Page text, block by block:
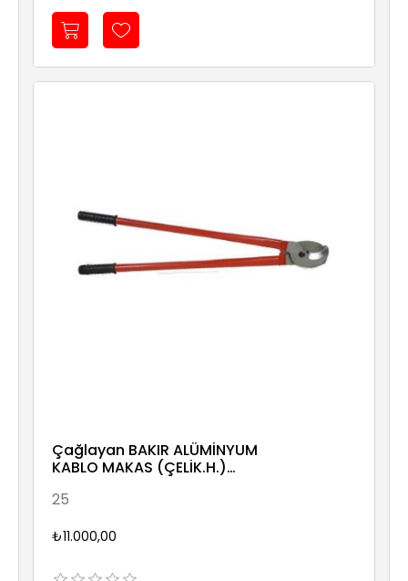
Çağlayan BAKIR ALÜMİNYUM
KABLO MAKAS (ÇELİK.H.)
25
₺11.000,00